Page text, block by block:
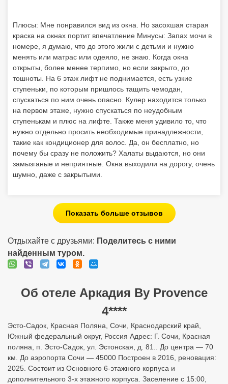
Плюсы: Мне понравился вид из окна. Но засохшая старая
краска на окнах портит впечатление Минусы: Запах мочи в
номере, я думаю, что до этого жили с детьми и нужно
менять или матрас или одеяло, не знаю. Когда окна
открыты, более менее терпимо, но если закрыто, до
тошноты. На 6 этаж лифт не поднимается, есть узкие
ступеньки, по которым пришлось тащить чемодан,
спускаться по ним очень опасно. Кулер находится только
на первом этаже, нужно спускаться по неудобным
ступенькам и плюс на лифте. Также меня удивило то, что
нужно отдельно просить необходимые принадлежности,
такие как кондиционер для волос. Да, он бесплатно, но
почему бы сразу не положить? Халаты выдаются, но они
замызганые и неприятные. Окна выходили на дорогу, очень
шумно, даже с закрытыми.
Показать больше отзывов
Отдыхайте с друзьями: Поделитесь с ними
найденным туром.
Об отеле Аркадия By Provence
4****
Эсто-Садок, Красная Поляна, Сочи, Краснодарский край,
Южный федеральный округ, Россия Адрес: Г. Сочи, Красная
поляна, п. Эсто-Садок, ул. Эстонская, д. 81.. До центра — 70
км. До аэропорта Сочи — 45000 Построен в 2016, реновация:
2025. Состоит из Основного 6-этажного корпуса и
дополнительного 3-х этажного корпуса. Заселение с 15:00,